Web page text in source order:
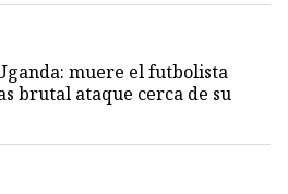
muere el futbolista
brutal ataque cerca de su